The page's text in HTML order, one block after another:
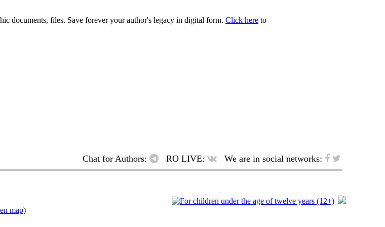
documents, files. Save forever your author's legacy in digital form. Click here to
Chat for Authors: RO LIVE: We are in social networks:
map)